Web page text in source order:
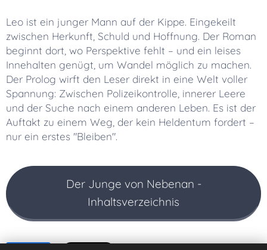
Leo ist ein junger Mann auf der Kippe. Eingekeilt
zwischen Herkunft, Schuld und Hoffnung. Der Roman
beginnt dort, wo Perspektive fehlt – und ein leises
Innehalten genügt, um Wandel möglich zu machen.
Der Prolog wirft den Leser direkt in eine Welt voller
Spannung: Zwischen Polizeikontrolle, innerer Leere
und der Suche nach einem anderen Leben. Es ist der
Auftakt zu einem Weg, der kein Heldentum fordert –
nur ein erstes "Bleiben".
Der Junge von Nebenan -
Inhaltsverzeichnis